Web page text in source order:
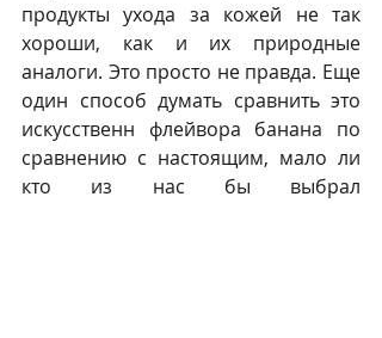
продукты ухода за кожей не так
хороши, как и их природные
аналоги. Это просто не правда. Еще
один способ думать сравнить это
искусственн флейвора банана по
сравнению с настоящим, мало ли
кто из нас бы выбрал